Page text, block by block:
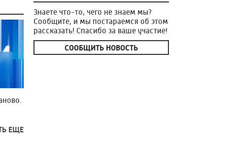
ЕЩЕ
Знаете что-то, чего не знаем мы?
Сообщите, и мы постараемся об этом
рассказать! Спасибо за ваше участие!
СООБЩИТЬ НОВОСТЬ